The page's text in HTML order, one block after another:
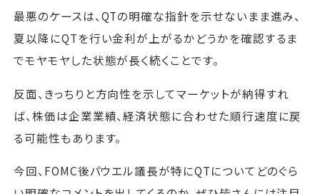
最悪のケースは、QTの明確な指針を示せないまま進み、
夏以降にQTを行い金利が上がるかどうかを確認するま
でモヤモヤした状態が長く続くことです。
反面、きっちりと方向性を示してマーケットが納得すれ
ば、株価は企業業績、経済状態に合わせた順行速度に戻
る可能性もあります。
今回、FOMC後パウエル議長が特にQTについてどのぐら